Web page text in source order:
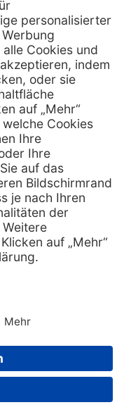
6
8
med.de
Hilfe
FAQs
Kontakt
Lob & Kritik
Außendienst
Retoure
E-Rechnung
Rechtliches